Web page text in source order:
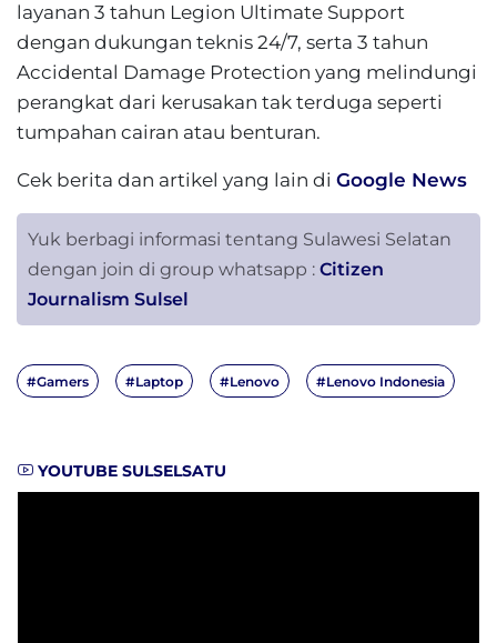
layanan 3 tahun Legion Ultimate Support
dengan dukungan teknis 24/7, serta 3 tahun
Accidental Damage Protection yang melindungi
perangkat dari kerusakan tak terduga seperti
tumpahan cairan atau benturan.
Cek berita dan artikel yang lain di Google News
Yuk berbagi informasi tentang Sulawesi Selatan
dengan join di group whatsapp : Citizen
Journalism Sulsel
#Gamers #Laptop #Lenovo #Lenovo Indonesia
YOUTUBE SULSELSATU